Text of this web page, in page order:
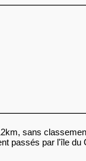
sans
passés par l'île du